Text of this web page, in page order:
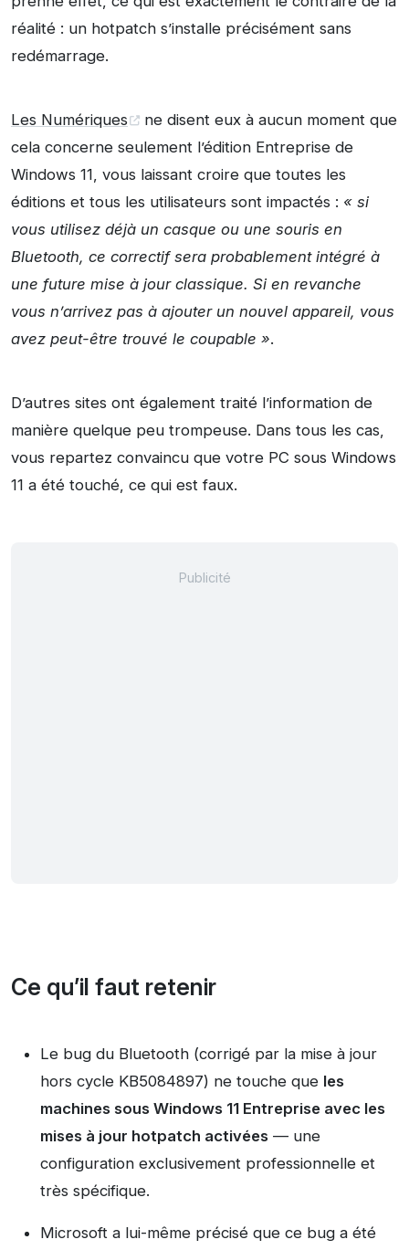
réalité : un hotpatch s’installe précisément sans
redémarrage.
Les Numériques
ne disent eux à aucun moment que
cela concerne seulement l’édition Entreprise de
Windows 11, vous laissant croire que toutes les
éditions et tous les utilisateurs sont impactés : « si
vous utilisez déjà un casque ou une souris en
Bluetooth, ce correctif sera probablement intégré à
une future mise à jour classique. Si en revanche
vous n’arrivez pas à ajouter un nouvel appareil, vous
avez peut-être trouvé le coupable ».
D’autres sites ont également traité l’information de
manière quelque peu trompeuse. Dans tous les cas,
vous repartez convaincu que votre PC sous Windows
11 a été touché, ce qui est faux.
Ce qu’il faut retenir
Le bug du Bluetooth (corrigé par la mise à jour
hors cycle KB5084897) ne touche que les
machines sous Windows 11 Entreprise avec les
mises à jour hotpatch activées — une
configuration exclusivement professionnelle et
très spécifique.
Microsoft a lui-même précisé que ce bug a été